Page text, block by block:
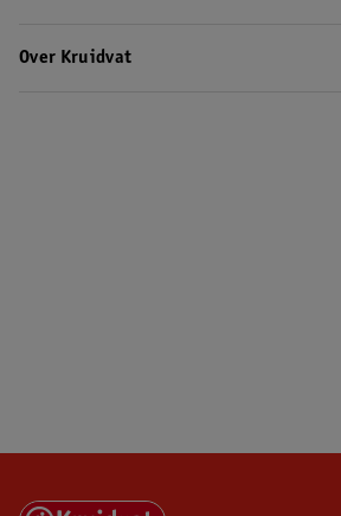
Over Kruidvat